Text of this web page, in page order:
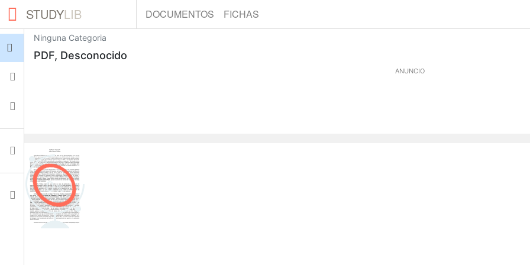
STUDYLIB DOCUMENTOS FICHAS
Documentos
Ajustes
Ninguna Categoria
PDF, Desconocido
ANUNCIO
0